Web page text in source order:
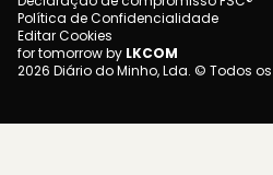
Política de Confidencialidade
Editar Cookies
for tomorrow by LKCOM
2026 Diário do Minho, Lda. © Todos